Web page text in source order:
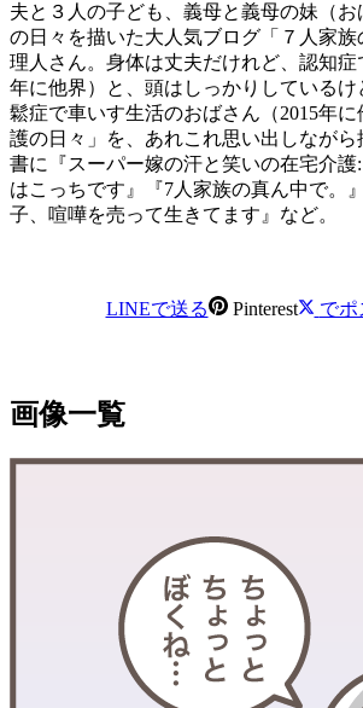
夫と３人の子ども、義母と義母の妹（
の日々を描いた大人気ブログ「７人家
理人さん。身体は丈夫だけれど、認知症
年に他界）と、頭はしっかりしているけ
鬆症で車いす生活のおばさん（2015年
護の日々」を、あれこれ思い出しなが
書に『スーパー嫁の汗と笑いの在宅介護
はこっちです』『7人家族の真ん中で。
子、喧嘩を売って生きてます』など。
LINEで送る Pinterest でポ
画像一覧